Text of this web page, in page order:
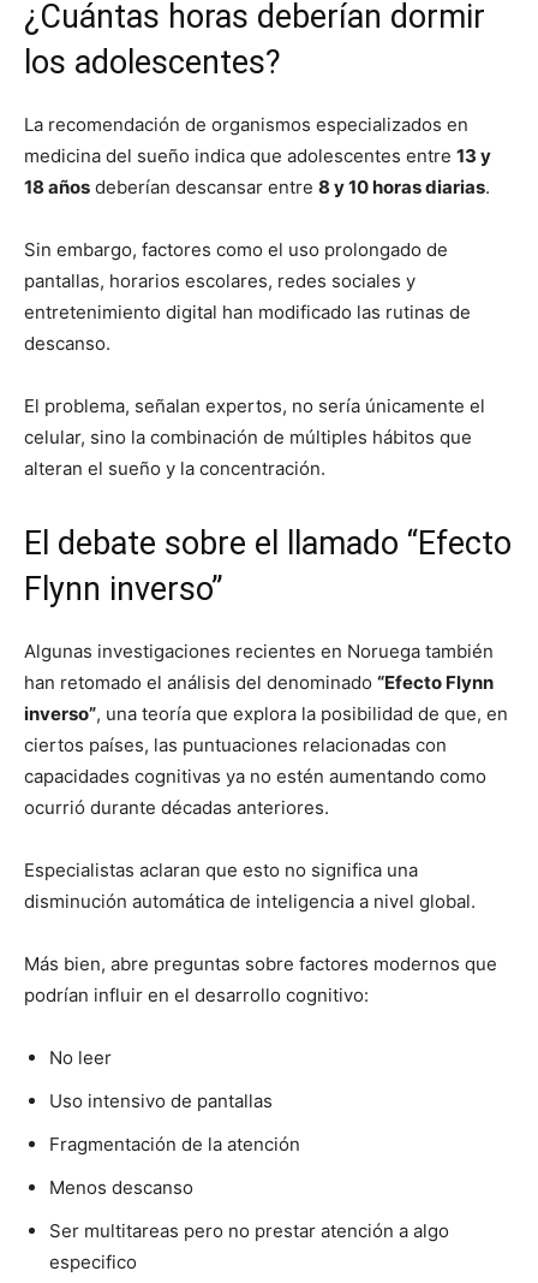
¿Cuántas horas deberían dormir
los adolescentes?
La recomendación de organismos especializados en
medicina del sueño indica que adolescentes entre 13 y
18 años deberían descansar entre 8 y 10 horas diarias.
Sin embargo, factores como el uso prolongado de
pantallas, horarios escolares, redes sociales y
entretenimiento digital han modificado las rutinas de
descanso.
El problema, señalan expertos, no sería únicamente el
celular, sino la combinación de múltiples hábitos que
alteran el sueño y la concentración.
El debate sobre el llamado “Efecto
Flynn inverso”
Algunas investigaciones recientes en Noruega también
han retomado el análisis del denominado “Efecto Flynn
inverso”, una teoría que explora la posibilidad de que, en
ciertos países, las puntuaciones relacionadas con
capacidades cognitivas ya no estén aumentando como
ocurrió durante décadas anteriores.
Especialistas aclaran que esto no significa una
disminución automática de inteligencia a nivel global.
Más bien, abre preguntas sobre factores modernos que
podrían influir en el desarrollo cognitivo:
No leer
Uso intensivo de pantallas
Fragmentación de la atención
Menos descanso
Ser multitareas pero no prestar atención a algo
especifico